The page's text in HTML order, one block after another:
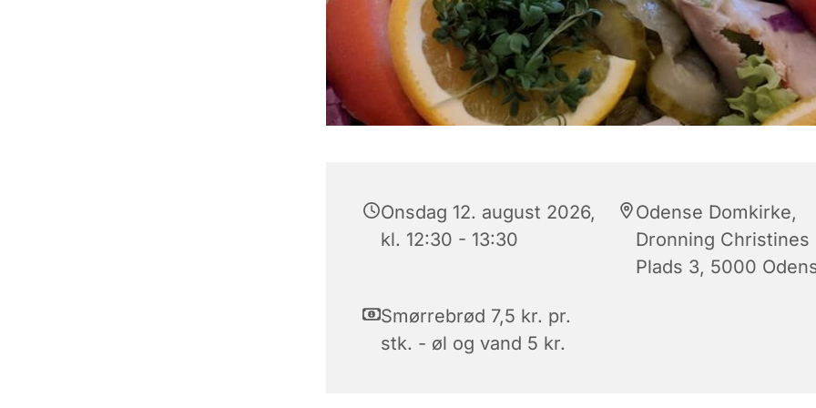
Onsdag 12. august 2026,
kl. 12:30 - 13:30
Odense Domkirke,
Dronning Christines
Plads 3, 5000
Smørrebrød 7,5 kr. pr.
stk. - øl og vand 5 kr.